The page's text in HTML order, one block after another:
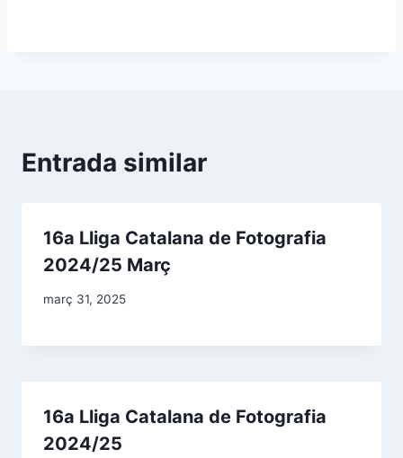
Entrada similar
16a Lliga Catalana de Fotografia
2024/25 Març
març 31, 2025
16a Lliga Catalana de Fotografia
2024/25